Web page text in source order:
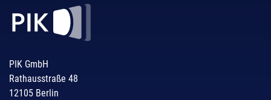
PIK GmbH
Rathausstraße 48
12105 Berlin